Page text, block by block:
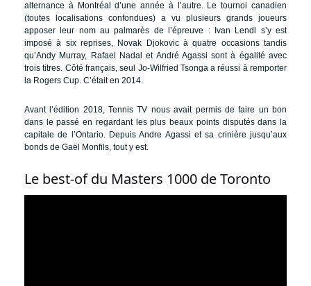
alternance à Montréal d’une année à l’autre. Le tournoi canadien
(toutes localisations confondues) a vu plusieurs grands joueurs
apposer leur nom au palmarès de l’épreuve : Ivan Lendl s’y est
imposé à six reprises, Novak Djokovic à quatre occasions tandis
qu’Andy Murray, Rafael Nadal et André Agassi sont à égalité avec
trois titres. Côté français, seul Jo-Wilfried Tsonga a réussi à remporter
la Rogers Cup. C’était en 2014.
Avant l’édition 2018, Tennis TV nous avait permis de faire un bon
dans le passé en regardant les plus beaux points disputés dans la
capitale de l’Ontario. Depuis Andre Agassi et sa crinière jusqu’aux
bonds de Gaël Monfils, tout y est.
Le best-of du Masters 1000 de Toronto